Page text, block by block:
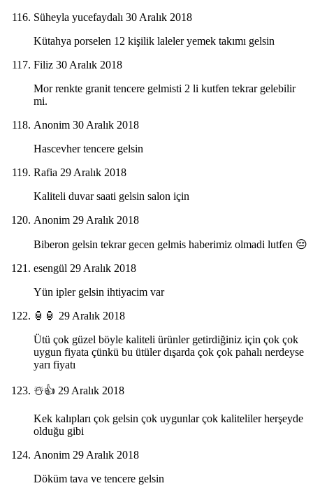
Süheyla yucefaydalı 30 Aralık 2018
Kütahya porselen 12 kişilik laleler yemek takımı gelsin
Filiz 30 Aralık 2018
Mor renkte granit tencere gelmisti 2 li kutfen tekrar gelebilir
mi.
Anonim 30 Aralık 2018
Hascevher tencere gelsin
Rafia 29 Aralık 2018
Kaliteli duvar saati gelsin salon için
Anonim 29 Aralık 2018
Biberon gelsin tekrar gecen gelmis haberimiz olmadi lutfen 😔
esengül 29 Aralık 2018
Yün ipler gelsin ihtiyacim var
🏮🏮 29 Aralık 2018
Ütü çok güzel böyle kaliteli ürünler getirdiğiniz için çok çok
uygun fiyata çünkü bu ütüler dışarda çok çok pahalı nerdeyse
yarı fiyatı
☃️👍 29 Aralık 2018
Kek kalıpları çok gelsin çok uygunlar çok kaliteliler herşeyde
olduğu gibi
Anonim 29 Aralık 2018
Döküm tava ve tencere gelsin